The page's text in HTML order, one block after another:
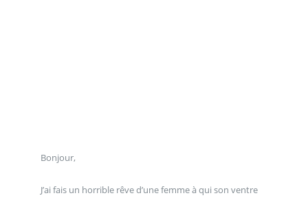
Bonjour,
J’ai fais un horrible rêve d’une femme à qui son ventre